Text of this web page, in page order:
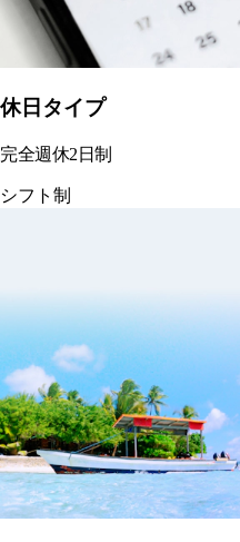
休日タイプ
完全週休2日制
シフト制